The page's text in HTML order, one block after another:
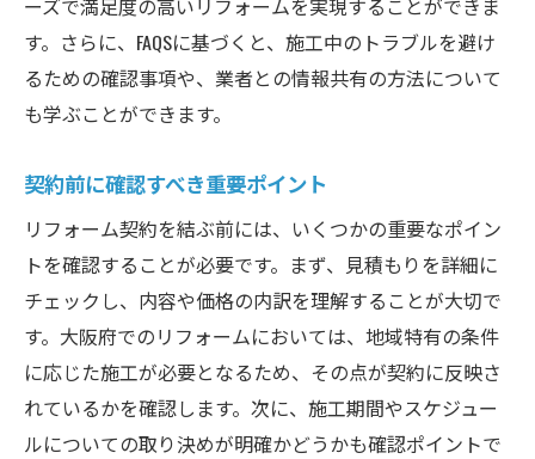
す。さらに、FAQSに基づくと、施工中のトラブルを避け
るための確認事項や、業者との情報共有の方法について
も学ぶことができます。
契約前に確認すべき重要ポイント
リフォーム契約を結ぶ前には、いくつかの重要なポイン
トを確認することが必要です。まず、見積もりを詳細に
チェックし、内容や価格の内訳を理解することが大切で
す。大阪府でのリフォームにおいては、地域特有の条件
に応じた施工が必要となるため、その点が契約に反映さ
れているかを確認します。次に、施工期間やスケジュー
ルについての取り決めが明確かどうかも確認ポイントで